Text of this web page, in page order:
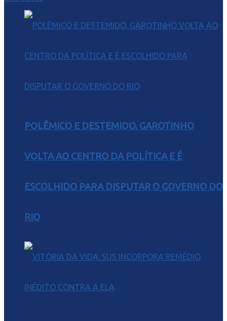
POLÊMICO E DESTEMIDO, GAROTINHO
VOLTA AO CENTRO DA POLÍTICA E É
ESCOLHIDO PARA DISPUTAR O GOVERNO DO
RIO